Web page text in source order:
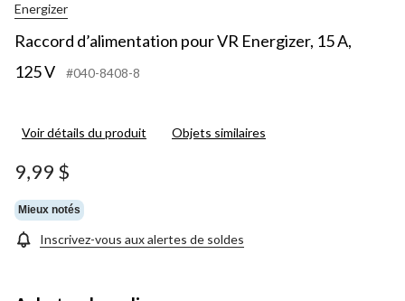
Energizer
Raccord d’alimentation pour VR Energizer, 15 A,
125 V
#040-8408-8
Voir détails du produit Objets similaires
9,99 $
Mieux notés
Inscrivez-vous aux alertes de soldes